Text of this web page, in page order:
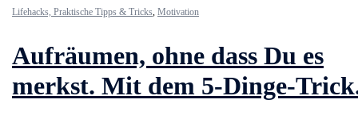
Lifehacks, Praktische Tipps & Tricks, Motivation
Aufräumen, ohne dass Du es
merkst. Mit dem 5-Dinge-